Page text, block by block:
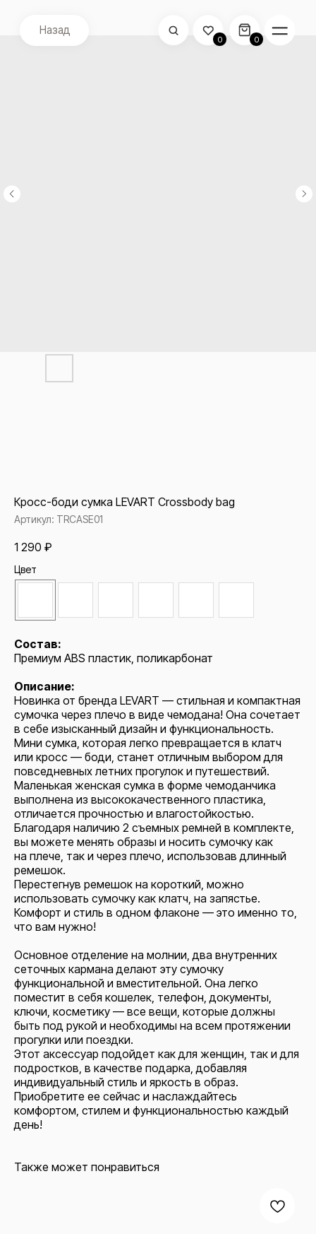
Кросс-боди сумка LEVART Crossbody bag
Артикул: TRCASE01
1 290 ₽
Цвет
Состав:
Премиум ABS пластик, поликарбонат
Описание:
Новинка от бренда LEVART — стильная и компактная
сумочка через плечо в виде чемодана! Она сочетает
в себе изысканный дизайн и функциональность.
Мини сумка, которая легко превращается в клатч
или кросс — боди, станет отличным выбором для
повседневных летних прогулок и путешествий.
Маленькая женская сумка в форме чемоданчика
выполнена из высококачественного пластика,
отличается прочностью и влагостойкостью.
Благодаря наличию 2 съемных ремней в комплекте,
вы можете менять образы и носить сумочку как
на плече, так и через плечо, использовав длинный
ремешок.
Перестегнув ремешок на короткий, можно
использовать сумочку как клатч, на запястье.
Комфорт и стиль в одном флаконе — это именно то,
что вам нужно!
Основное отделение на молнии, два внутренних
сеточных кармана делают эту сумочку
функциональной и вместительной. Она легко
поместит в себя кошелек, телефон, документы,
ключи, косметику — все вещи, которые должны
быть под рукой и необходимы на всем протяжении
прогулки или поездки.
Этот аксессуар подойдет как для женщин, так и для
подростков, в качестве подарка, добавляя
индивидуальный стиль и яркость в образ.
Приобретите ее сейчас и наслаждайтесь
комфортом, стилем и функциональностью каждый
день!
Также может понравиться